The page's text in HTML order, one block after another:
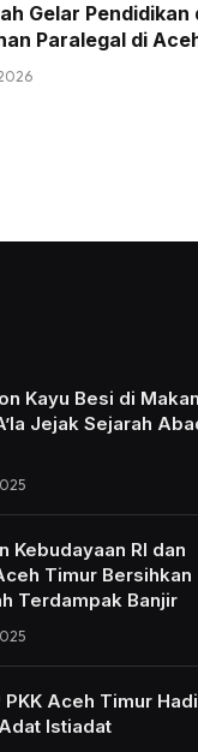
Gelar Pendidikan
Paralegal di
Kayu Besi di
Jejak Sejarah
Kebudayaan RI dan
Timur Bersihkan
Terdampak Banjir
Aceh Timur
Istiadat